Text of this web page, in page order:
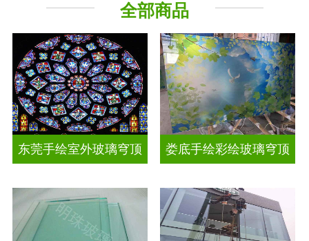
其它玻璃
全部商品
东莞手绘室外玻璃穹顶 娄底手绘彩绘玻璃穹顶